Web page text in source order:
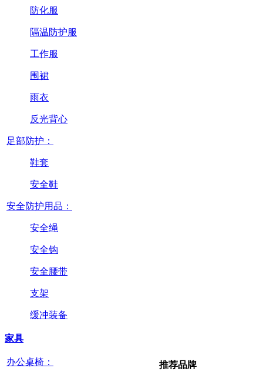
防化服
隔温防护服
工作服
围裙
雨衣
反光背心
足部防护：
鞋套
安全鞋
安全防护用品：
安全绳
安全钩
安全腰带
支架
缓冲装备
家具
办公桌椅： 推荐品牌